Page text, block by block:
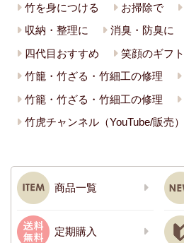
竹を身につける
お掃除で
収納・整理に
消臭・防臭に
四代目おすすめ
笑顔のギフト
竹籠・竹ざる・竹細工の修理
竹籠・竹ざる・竹細工の修理
竹虎チャンネル（YouTube/販売）
商品一覧
定期購入